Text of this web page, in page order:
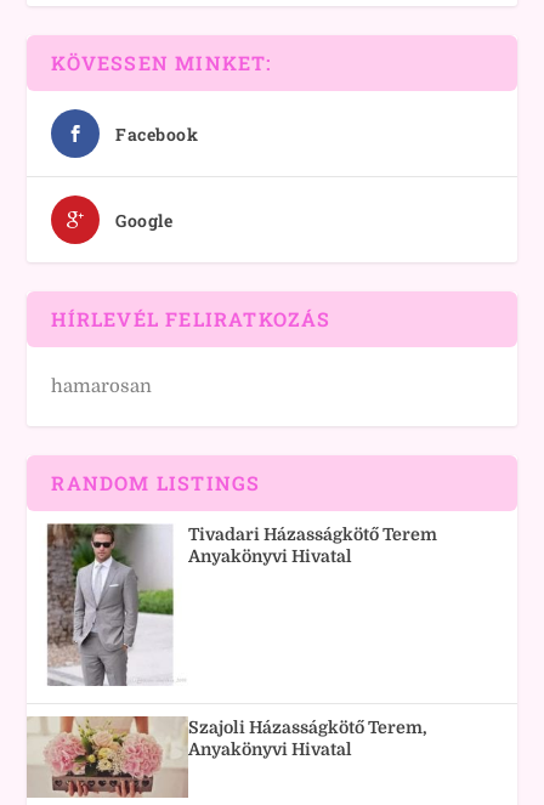
KÖVESSEN MINKET:
Facebook
Google
HÍRLEVÉL FELIRATKOZÁS
hamarosan
RANDOM LISTINGS
Tivadari Házasságkötő Terem
Anyakönyvi Hivatal
Szajoli Házasságkötő Terem,
Anyakönyvi Hivatal